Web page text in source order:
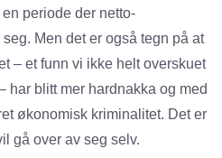
periode der netto-
Men det er også tegn på at
– et funn vi ikke helt overskuet
har blitt mer hardnakka og med
økonomisk kriminalitet. Det er
gå over av seg selv.